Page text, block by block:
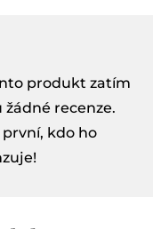
produkt zatím
žádné recenze.
kdo ho